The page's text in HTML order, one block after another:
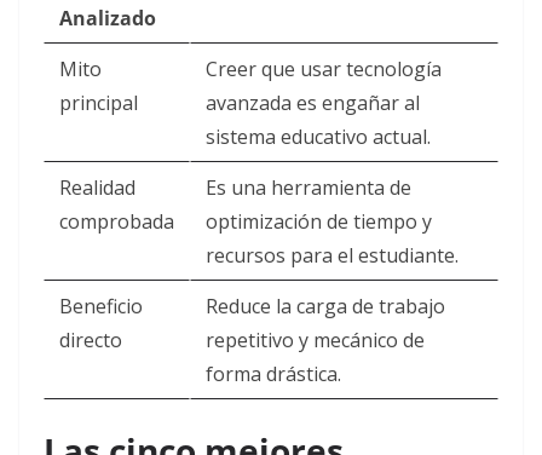
Analizado
Mito
principal
Creer que usar tecnología
avanzada es engañar al
sistema educativo actual.
Realidad
comprobada
Es una herramienta de
optimización de tiempo y
recursos para el estudiante.
Beneficio
directo
Reduce la carga de trabajo
repetitivo y mecánico de
forma drástica.